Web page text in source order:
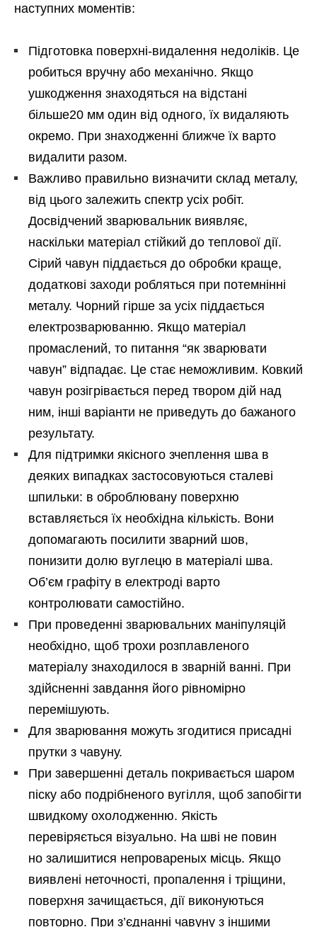
наступних моментів:
Підготовка поверхні-видалення недоліків. Це
робиться вручну або механічно. Якщо
ушкодження знаходяться на відстані
більше20 мм один від одного, їх видаляють
окремо. При знаходженні ближче їх варто
видалити разом.
Важливо правильно визначити склад металу,
від цього залежить спектр усіх робіт.
Досвідчений зварювальник виявляє,
наскільки матеріал стійкий до теплової дії.
Сірий чавун піддається до обробки краще,
додаткові заходи робляться при потемнінні
металу. Чорний гірше за усіх піддається
електрозварюванню. Якщо матеріал
промаслений, то питання “як зварювати
чавун” відпадає. Це стає неможливим. Ковкий
чавун розігрівається перед твором дій над
ним, інші варіанти не приведуть до бажаного
результату.
Для підтримки якісного зчеплення шва в
деяких випадках застосовуються сталеві
шпильки: в оброблювану поверхню
вставляється їх необхідна кількість. Вони
допомагають посилити зварний шов,
понизити долю вуглецю в матеріалі шва.
Об’єм графіту в електроді варто
контролювати самостійно.
При проведенні зварювальних маніпуляцій
необхідно, щоб трохи розплавленого
матеріалу знаходилося в зварній ванні. При
здійсненні завдання його рівномірно
перемішують.
Для зварювання можуть згодитися присадні
прутки з чавуну.
При завершенні деталь покривається шаром
піску або подрібненого вугілля, щоб запобігти
швидкому охолодженню. Якість
перевіряється візуально. На шві не повин
но залишитися непровареных місць. Якщо
виявлені неточності, пропалення і тріщини,
поверхня зачищається, дії виконуються
повторно. При з’єднанні чавуну з іншими